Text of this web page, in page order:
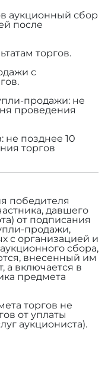
аукционный сбор
после
торгов.
с
продажи: не
проведения
не позднее 10
торгов
победителя
давшего
от подписания
продажи,
с организацией и
сбора,
внесенный им
а включается в
предмета
торгов не
от уплаты
аукциониста).